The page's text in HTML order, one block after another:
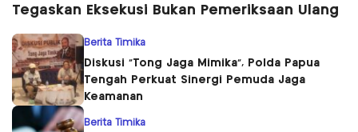
Tegaskan Eksekusi Bukan Pemeriksaan Ulang
Berita Timika
Diskusi “Tong Jaga Mimika”, Polda Papua
Tengah Perkuat Sinergi Pemuda Jaga
Keamanan
Berita Timika